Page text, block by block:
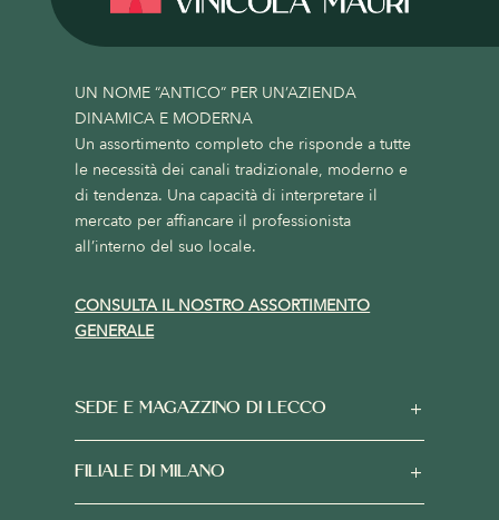
UN NOME “ANTICO” PER UN’AZIENDA
DINAMICA E MODERNA
Un assortimento completo che risponde a tutte
le necessità dei canali tradizionale, moderno e
di tendenza. Una capacità di interpretare il
mercato per affiancare il professionista
all’interno del suo locale.
CONSULTA IL NOSTRO ASSORTIMENTO
GENERALE
SEDE E MAGAZZINO DI LECCO
FILIALE DI MILANO